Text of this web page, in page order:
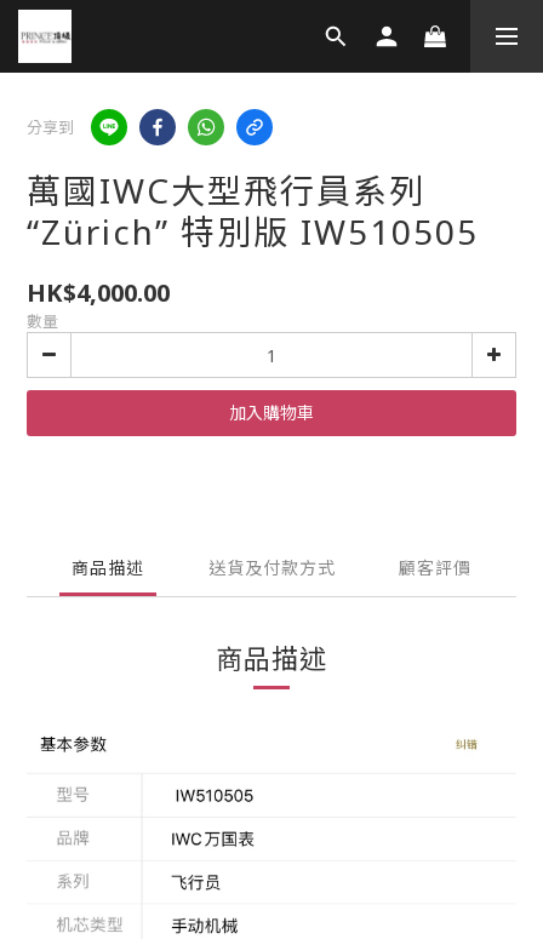
分享到
萬國IWC大型飛行員系列
“Zürich” 特別版 IW510505
HK$4,000.00
數量
加入購物車
商品描述 送貨及付款方式 顧客評價
商品描述